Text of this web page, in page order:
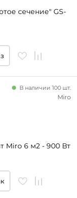
сечение" GS-
Miro 6 м2 - 900 Вт
В наличии 100 шт.
Miro